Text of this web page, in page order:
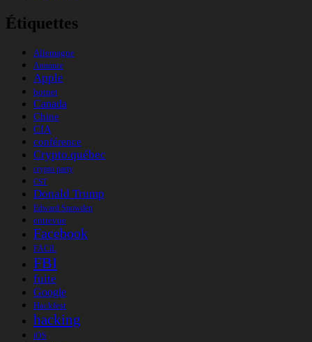
Étiquettes
Allemagne
Annonce
Apple
botnet
Canada
Chine
CIA
conférence
Crypto.québec
crypto party
CST
Donald Trump
Edward Snowden
entrevue
Facebook
FACiL
FBI
fuite
Google
Hackfest
hacking
iOS